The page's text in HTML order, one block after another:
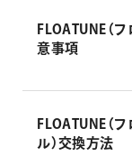
FLOATUNE（フロー
記のボテ等）
FLOATUNE（
意事項
FLOATUNE（フロ
FLOATUNE（フ
ル）交換方法